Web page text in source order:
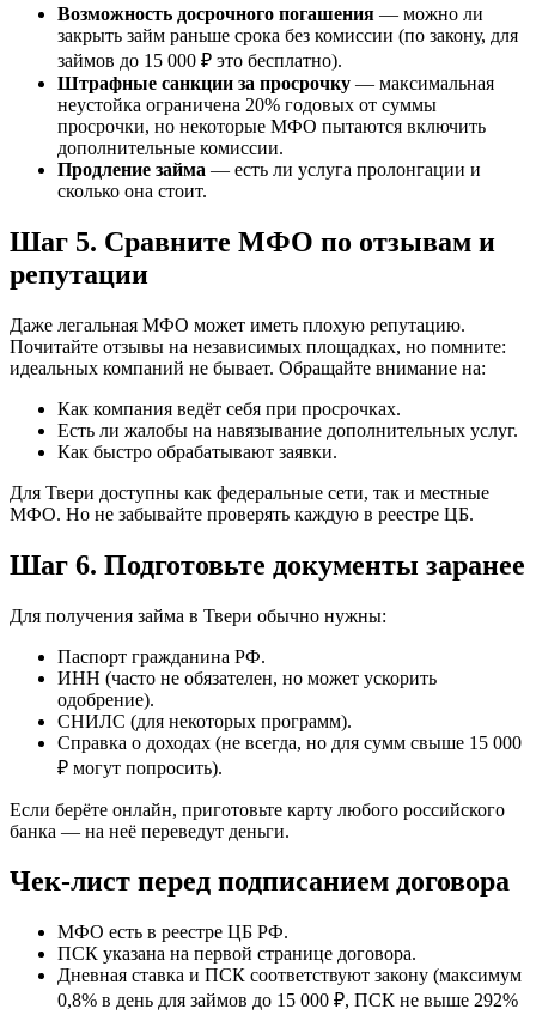
Возможность досрочного погашения — можно ли
закрыть займ раньше срока без комиссии (по закону, для
займов до 15 000 ₽ это бесплатно).
Штрафные санкции за просрочку — максимальная
неустойка ограничена 20% годовых от суммы
просрочки, но некоторые МФО пытаются включить
дополнительные комиссии.
Продление займа — есть ли услуга пролонгации и
сколько она стоит.
Шаг 5. Сравните МФО по отзывам и
репутации
Даже легальная МФО может иметь плохую репутацию.
Почитайте отзывы на независимых площадках, но помните:
идеальных компаний не бывает. Обращайте внимание на:
Как компания ведёт себя при просрочках.
Есть ли жалобы на навязывание дополнительных услуг.
Как быстро обрабатывают заявки.
Для Твери доступны как федеральные сети, так и местные
МФО. Но не забывайте проверять каждую в реестре ЦБ.
Шаг 6. Подготовьте документы заранее
Для получения займа в Твери обычно нужны:
Паспорт гражданина РФ.
ИНН (часто не обязателен, но может ускорить
одобрение).
СНИЛС (для некоторых программ).
Справка о доходах (не всегда, но для сумм свыше 15 000
₽ могут попросить).
Если берёте онлайн, приготовьте карту любого российского
банка — на неё переведут деньги.
Чек-лист перед подписанием договора
МФО есть в реестре ЦБ РФ.
ПСК указана на первой странице договора.
Дневная ставка и ПСК соответствуют закону (максимум
0,8% в день для займов до 15 000 ₽, ПСК не выше 292%